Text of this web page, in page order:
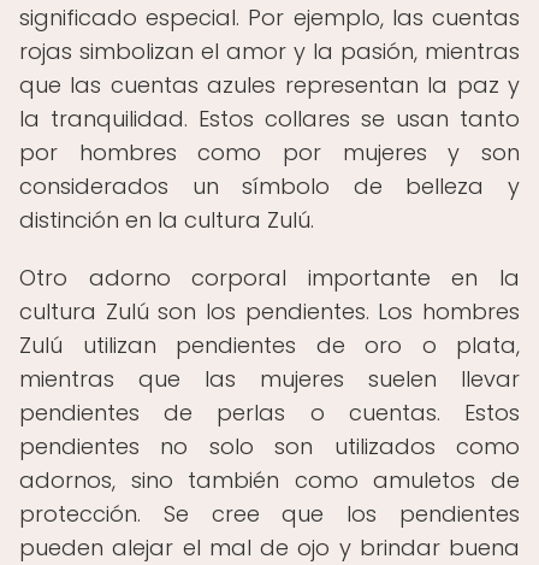
significado especial. Por ejemplo, las cuentas
rojas simbolizan el amor y la pasión, mientras
que las cuentas azules representan la paz y
la tranquilidad. Estos collares se usan tanto
por hombres como por mujeres y son
considerados un símbolo de belleza y
distinción en la cultura Zulú.
Otro adorno corporal importante en la
cultura Zulú son los pendientes. Los hombres
Zulú utilizan pendientes de oro o plata,
mientras que las mujeres suelen llevar
pendientes de perlas o cuentas. Estos
pendientes no solo son utilizados como
adornos, sino también como amuletos de
protección. Se cree que los pendientes
pueden alejar el mal de ojo y brindar buena